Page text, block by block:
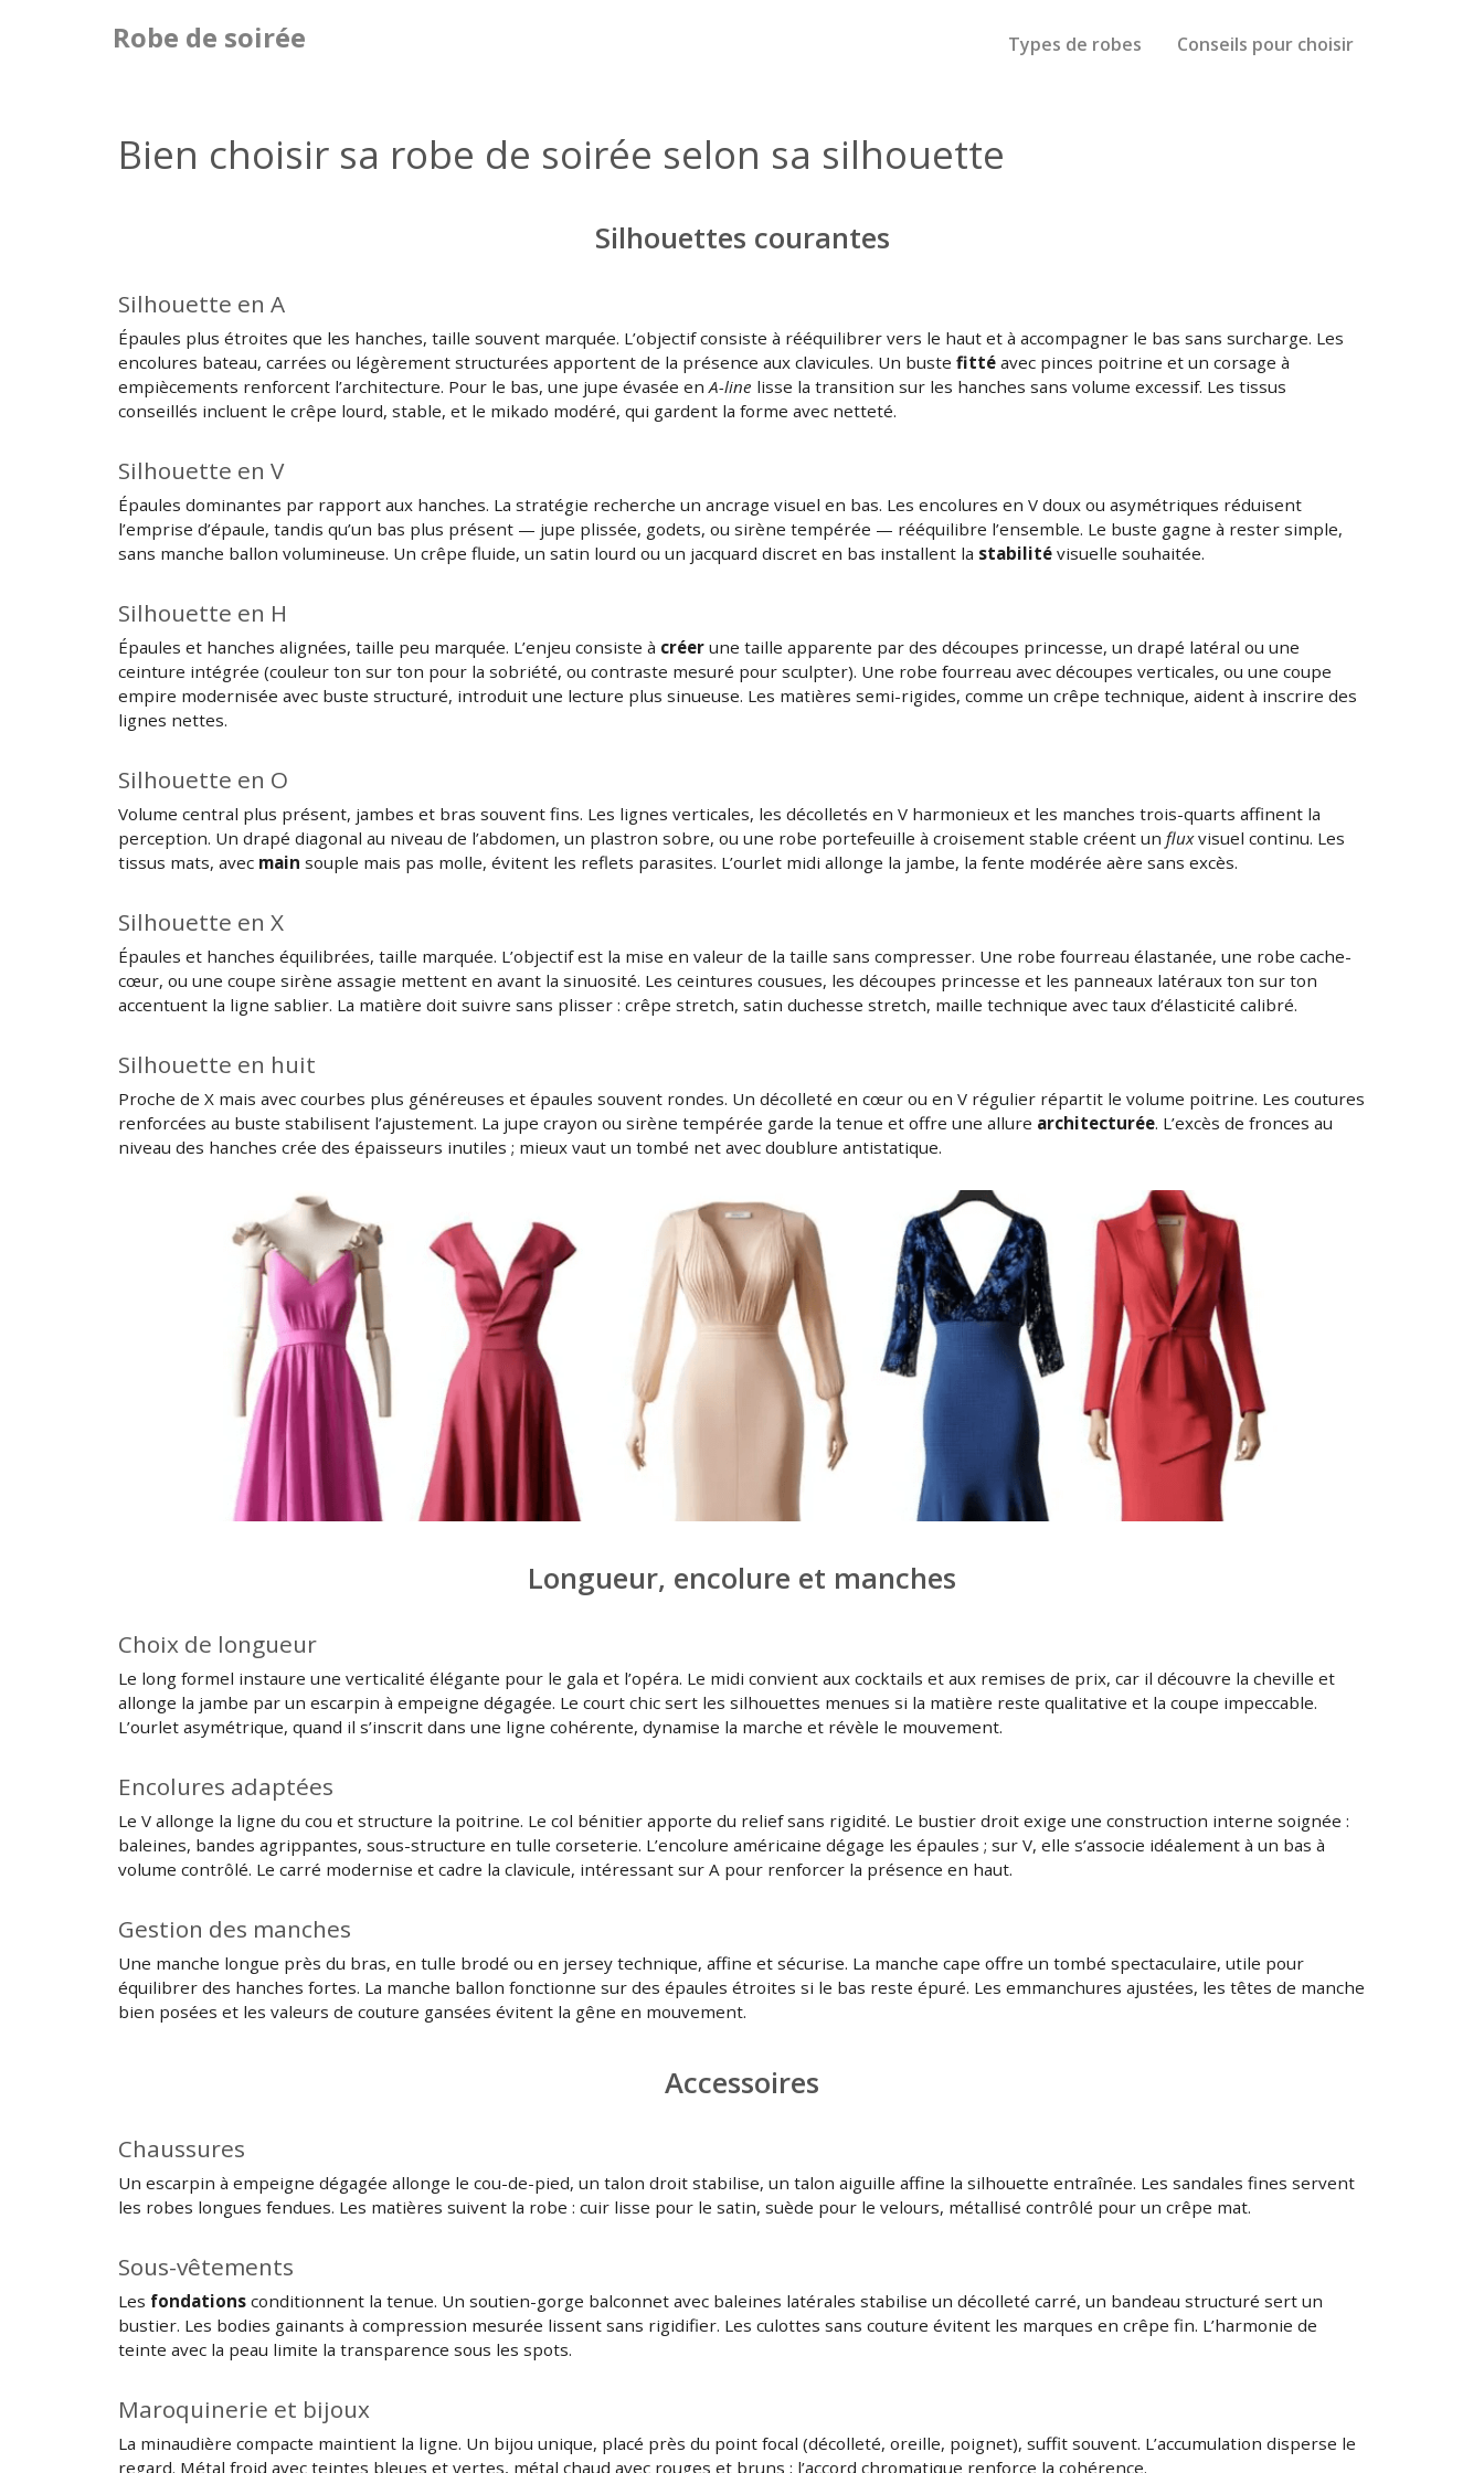
Robe de soirée Types de robes Conseils pour choisir
Bien choisir sa robe de soirée selon sa silhouette
Silhouettes courantes
Silhouette en A
Épaules plus étroites que les hanches, taille souvent marquée. L’objectif consiste à rééquilibrer vers le haut et à accompagner le bas sans surcharge. Les
encolures bateau, carrées ou légèrement structurées apportent de la présence aux clavicules. Un buste fitté avec pinces poitrine et un corsage à
empiècements renforcent l’architecture. Pour le bas, une jupe évasée enA-line lisse la transition sur les hanches sans volume excessif. Les tissus
conseillés incluent le crêpe lourd, stable, et le mikado modéré, qui gardent la forme avec netteté.
Silhouette en V
Épaules dominantes par rapport aux hanches. La stratégie recherche un ancrage visuel en bas. Les encolures en V doux ou asymétriques réduisent
l’emprise d’épaule, tandis qu’un bas plus présent — jupe plissée, godets, ou sirène tempérée — rééquilibre l’ensemble. Le buste gagne à rester simple,
sans manche ballon volumineuse. Un crêpe fluide, un satin lourd ou un jacquard discret en bas installent la stabilité visuelle souhaitée.
Silhouette en H
Épaules et hanches alignées, taille peu marquée. L’enjeu consiste à créer une taille apparente par des découpes princesse, un drapé latéral ou une
ceinture intégrée (couleur ton sur ton pour la sobriété, ou contraste mesuré pour sculpter). Une robe fourreau avec découpes verticales, ou une coupe
empire modernisée avec buste structuré, introduit une lecture plus sinueuse. Les matières semi-rigides, comme un crêpe technique, aident à inscrire des
lignes nettes.
Silhouette en O
Volume central plus présent, jambes et bras souvent fins. Les lignes verticales, les décolletés en V harmonieux et les manches trois-quarts affinent la
perception. Un drapé diagonal au niveau de l’abdomen, un plastron sobre, ou une robe portefeuille à croisement stable créent un fluxvisuel continu. Les
tissus mats, avec main souple mais pas molle, évitent les reflets parasites. L’ourlet midi allonge la jambe, la fente modérée aère sans excès.
Silhouette en X
Épaules et hanches équilibrées, taille marquée. L’objectif est la mise en valeur de la taille sans compresser. Une robe fourreau élastanée, une robe cache-
cœur, ou une coupe sirène assagie mettent en avant la sinuosité. Les ceintures cousues, les découpes princesse et les panneaux latéraux ton sur ton
accentuent la ligne sablier. La matière doit suivre sans plisser : crêpe stretch, satin duchesse stretch, maille technique avec taux d’élasticité calibré.
Silhouette en huit
Proche de X mais avec courbes plus généreuses et épaules souvent rondes. Un décolleté en cœur ou en V régulier répartit le volume poitrine. Les coutures
renforcées au buste stabilisent l’ajustement. La jupe crayon ou sirène tempérée garde la tenue et offre une allure architecturée. L’excès de fronces au
niveau des hanches crée des épaisseurs inutiles ; mieux vaut un tombé net avec doublure antistatique.
Longueur, encolure et manches
Choix de longueur
Le long formel instaure une verticalité élégante pour le gala et l’opéra. Le midi convient aux cocktails et aux remises de prix, car il découvre la cheville et
allonge la jambe par un escarpin à empeigne dégagée. Le court chic sert les silhouettes menues si la matière reste qualitative et la coupe impeccable.
L’ourlet asymétrique, quand il s’inscrit dans une ligne cohérente, dynamise la marche et révèle le mouvement.
Encolures adaptées
Le V allonge la ligne du cou et structure la poitrine. Le col bénitier apporte du relief sans rigidité. Le bustier droit exige une construction interne soignée :
baleines, bandes agrippantes, sous-structure en tulle corseterie. L’encolure américaine dégage les épaules ; sur V, elle s’associe idéalement à un bas à
volume contrôlé. Le carré modernise et cadre la clavicule, intéressant sur A pour renforcer la présence en haut.
Gestion des manches
Une manche longue près du bras, en tulle brodé ou en jersey technique, affine et sécurise. La manche cape offre un tombé spectaculaire, utile pour
équilibrer des hanches fortes. La manche ballon fonctionne sur des épaules étroites si le bas reste épuré. Les emmanchures ajustées, les têtes de manche
bien posées et les valeurs de couture gansées évitent la gêne en mouvement.
Accessoires
Chaussures
Un escarpin à empeigne dégagée allonge le cou-de-pied, un talon droit stabilise, un talon aiguille affine la silhouette entraînée. Les sandales fines servent
les robes longues fendues. Les matières suivent la robe : cuir lisse pour le satin, suède pour le velours, métallisé contrôlé pour un crêpe mat.
Sous-vêtements
Les fondations conditionnent la tenue. Un soutien-gorge balconnet avec baleines latérales stabilise un décolleté carré, un bandeau structuré sert un
bustier. Les bodies gainants à compression mesurée lissent sans rigidifier. Les culottes sans couture évitent les marques en crêpe fin. L’harmonie de
teinte avec la peau limite la transparence sous les spots.
Maroquinerie et bijoux
La minaudière compacte maintient la ligne. Un bijou unique, placé près du point focal (décolleté, oreille, poignet), suffit souvent. L’accumulation disperse le
regard. Métal froid avec teintes bleues et vertes, métal chaud avec rouges et bruns ; l’accord chromatique renforce la cohérence.